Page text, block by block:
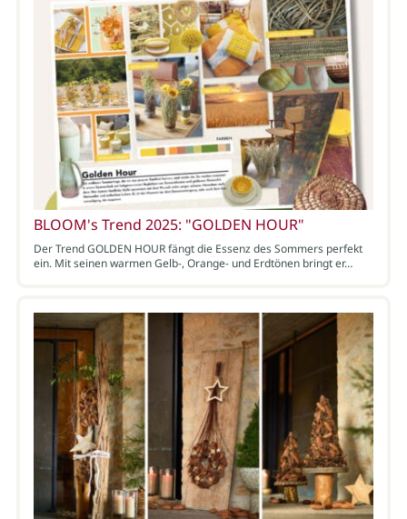
BLOOM's Trend 2025: "GOLDEN HOUR"
Der Trend GOLDEN HOUR fängt die Essenz des Sommers perfekt
ein. Mit seinen warmen Gelb-, Orange- und Erdtönen bringt er…